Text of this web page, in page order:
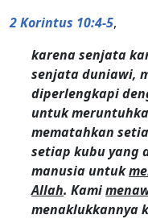
2 Korintus 10:4-5,
karena senjata
senjata duniawi,
diperlengkapi
untuk
mematahkan
setiap kubu yang
manusia untuk
Allah. Kami
menaklukkannya